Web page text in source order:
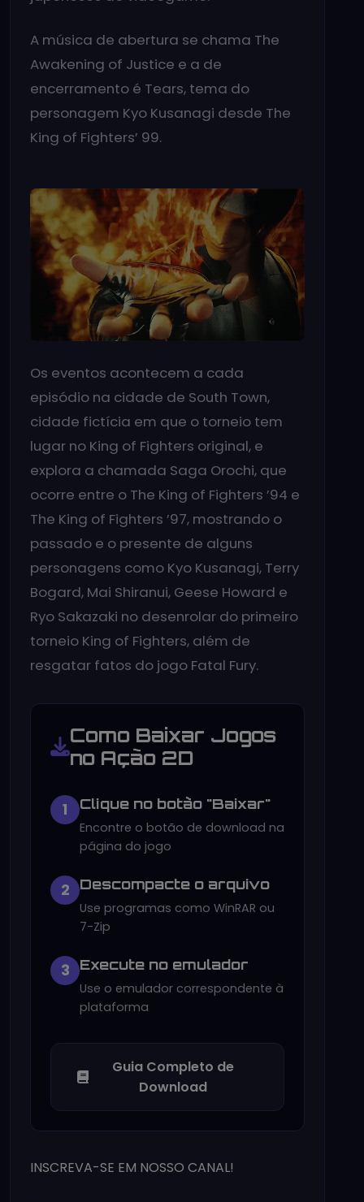
A música de abertura se chama The
Awakening of Justice e a de
encerramento é Tears, tema do
personagem Kyo Kusanagi desde The
King of Fighters’ 99.
Os eventos acontecem a cada
episódio na cidade de South Town,
cidade fictícia em que o torneio tem
lugar no King of Fighters original, e
explora a chamada Saga Orochi, que
ocorre entre o The King of Fighters ’94 e
The King of Fighters ’97, mostrando o
passado e o presente de alguns
personagens como Kyo Kusanagi, Terry
Bogard, Mai Shiranui, Geese Howard e
Ryo Sakazaki no desenrolar do primeiro
torneio King of Fighters, além de
resgatar fatos do jogo Fatal Fury.
Como Baixar Jogos
no Ação 2D
1 Clique no botão "Baixar"
Encontre o botão de download na
página do jogo
2 Descompacte o arquivo
Use programas como WinRAR ou
7-Zip
3 Execute no emulador
Use o emulador correspondente à
plataforma
Guia Completo de
Download
INSCREVA-SE EM NOSSO CANAL!